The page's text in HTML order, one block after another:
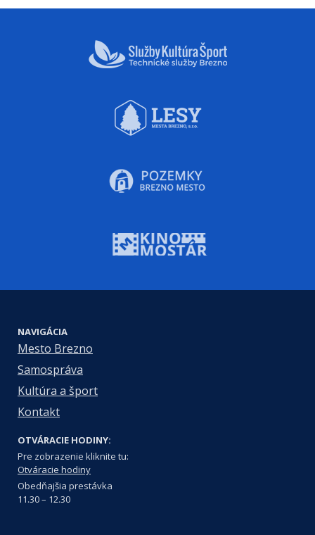
NAVIGÁCIA
Mesto Brezno
Samospráva
Kultúra a šport
Kontakt
OTVÁRACIE HODINY:
Pre zobrazenie kliknite tu:
Otváracie hodiny
Obedňajšia prestávka
11.30 – 12.30